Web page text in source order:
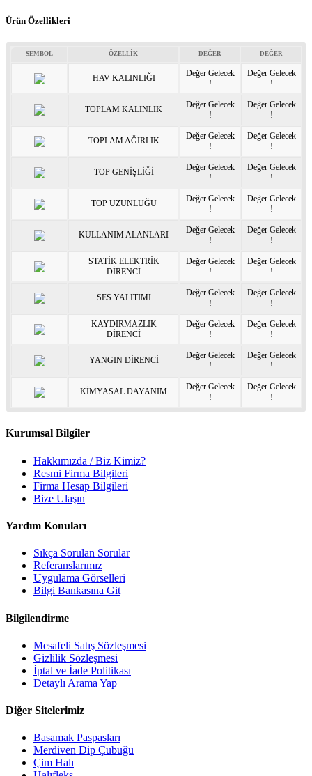
Ürün Özellikleri
SEMBOL ÖZELLİK DEĞER DEĞER
HAV KALINLIĞI
Değer Gelecek
!
Değer Gelecek
!
TOPLAM KALINLIK
Değer Gelecek
!
Değer Gelecek
!
TOPLAM AĞIRLIK
Değer Gelecek
!
Değer Gelecek
!
TOP GENİŞLİĞİ
Değer Gelecek
!
Değer Gelecek
!
TOP UZUNLUĞU
Değer Gelecek
!
Değer Gelecek
!
KULLANIM ALANLARI
Değer Gelecek
!
Değer Gelecek
!
STATİK ELEKTRİK
DİRENCİ
Değer Gelecek
!
Değer Gelecek
!
SES YALITIMI
Değer Gelecek
!
Değer Gelecek
!
KAYDIRMAZLIK
DİRENCİ
Değer Gelecek
!
Değer Gelecek
!
YANGIN DİRENCİ
Değer Gelecek
!
Değer Gelecek
!
KİMYASAL DAYANIM
Değer Gelecek
!
Değer Gelecek
!
Kurumsal Bilgiler
Hakkımızda / Biz Kimiz?
Resmi Firma Bilgileri
Firma Hesap Bilgileri
Bize Ulaşın
Yardım Konuları
Sıkça Sorulan Sorular
Referanslarımız
Uygulama Görselleri
Bilgi Bankasına Git
Bilgilendirme
Mesafeli Satış Sözleşmesi
Gizlilik Sözleşmesi
İptal ve İade Politikası
Detaylı Arama Yap
Diğer Sitelerimiz
Basamak Paspasları
Merdiven Dip Çubuğu
Çim Halı